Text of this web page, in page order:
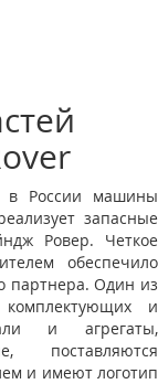
в России машины
запасные
Ровер. Четкое
обеспечило
партнера. Один из
и
и агрегаты,
поставляются
и имеют логотип